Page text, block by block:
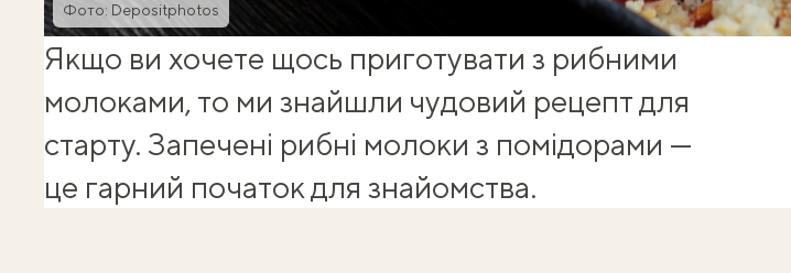
Фото: Depositphotos
Якщо ви хочете щось приготувати з рибними
молоками, то ми знайшли чудовий рецепт для
старту. Запечені рибні молоки з помідорами —
це гарний початок для знайомства.